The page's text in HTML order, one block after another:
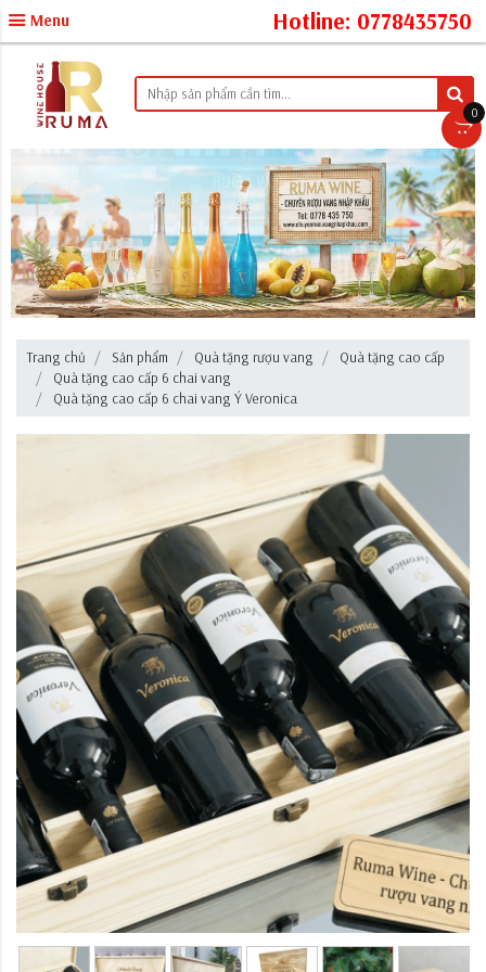
Menu Hotline: 0778435750
Trang chủ Sản phẩm Quà tặng rượu vang
Quà tặng cao cấp
Quà tặng cao cấp 6 chai vang
Quà tặng cao cấp 6 chai vang Ý Veronica
0